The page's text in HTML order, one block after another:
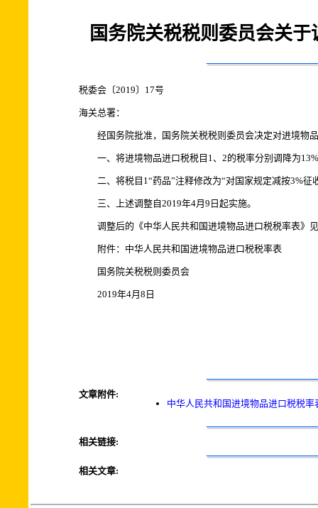
国务院关税税则委员会关
税委会〔2019〕17号
海关总署：
经国务院批准，国务院关税税则委员会决定对进境物
一、将进境物品进口税税目1、2的税率分别调降为
二、将税目1“药品”注释修改为“对国家规定减按3%征
三、上述调整自2019年4月9日起实施。
调整后的《中华人民共和国进境物品进口税税率表》
附件：中华人民共和国进境物品进口税税率表
国务院关税税则委员会
2019年4月8日
文章附件:
中华人民共和国进境物品进口税税率
相关链接:
相关文章: